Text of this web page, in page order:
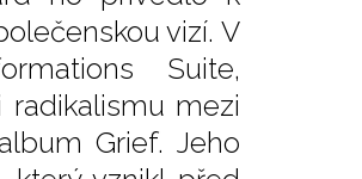
vizí. V
Suite,
mezi
Grief. Jeho